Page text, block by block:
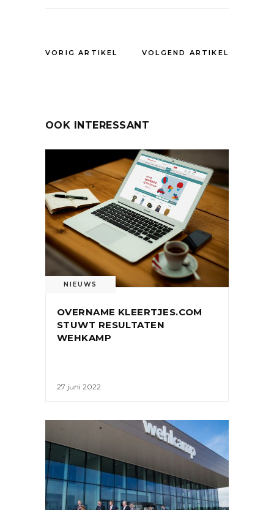
VORIG ARTIKEL VOLGEND ARTIKEL
OOK INTERESSANT
NIEUWS
OVERNAME KLEERTJES.COM
STUWT RESULTATEN
WEHKAMP
27 juni 2022